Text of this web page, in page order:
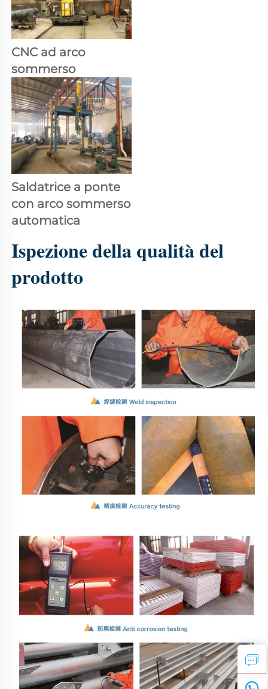
CNC ad arco
sommerso
Saldatrice a ponte
con arco sommerso
automatica
Ispezione della qualità del
prodotto